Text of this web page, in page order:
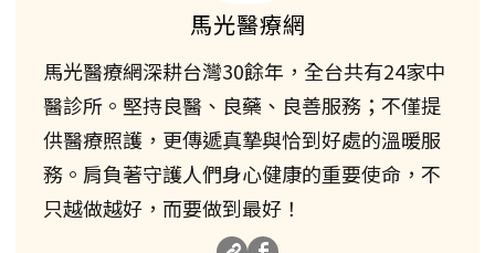
馬光醫療網
馬光醫療網深耕台灣30餘年，全台共有24家中
醫診所。堅持良醫、良藥、良善服務；不僅提
供醫療照護，更傳遞真摯與恰到好處的溫暖服
務。肩負著守護人們身心健康的重要使命，不
只越做越好，而要做到最好！